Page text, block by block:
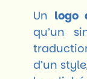
Un logo
qu’un
d’un